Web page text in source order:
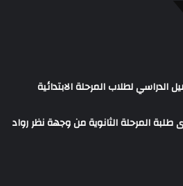
الدراسي لطلاب المرحلة الابتدائية
المرحلة الثانوية من وجهة نظر رواد